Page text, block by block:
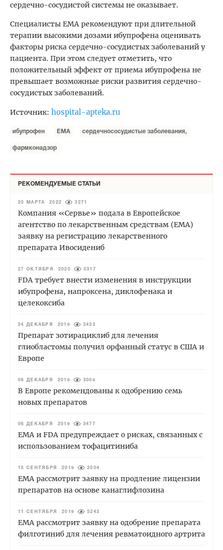
сердечно-сосудистой системы не оказывает.
Специалисты ЕМА рекомендуют при длительной
терапии высокими дозами ибупрофена оценивать
факторы риска сердечно-сосудистых заболеваний у
пациента. При этом следует отметить, что
положительный эффект от приема ибупрофена не
превышает возможные риски развития сердечно-
сосудистых заболеваний.
Источник: hospital-apteka.ru
ибупрофен ЕМА сердечнососудистые заболевания,
фармконадзор
РЕКОМЕНДУЕМЫЕ СТАТЬИ
20 МАРТА 2022 3271
Компания «Сервье» подала в Европейское
агентство по лекарственным средствам (EMA)
заявку на регистрацию лекарственного
препарата Ивосидениб
27 ОКТЯБРЯ 2020 5317
FDA требует внести изменения в инструкции
ибупрофена, напроксена, диклофенака и
целекоксиба
24 ДЕКАБРЯ 2019 3433
Препарат зотирациклиб для лечения
глиобластомы получил орфанный статус в США и
Европе
06 ДЕКАБРЯ 2019 3008
В Европе рекомендованы к одобрению семь
новых препаратов
06 ДЕКАБРЯ 2019 3477
ЕМА и FDA предупреждает о рисках, связанных с
использованием тофацитиниба
15 СЕНТЯБРЯ 2019 3504
ЕМА рассмотрит заявку на продление лицензии
препаратов на основе канаглифлозина
11 СЕНТЯБРЯ 2019 5243
ЕМА рассмотрит заявку на одобрение препарата
филготиниб для лечения ревматоидного артрита